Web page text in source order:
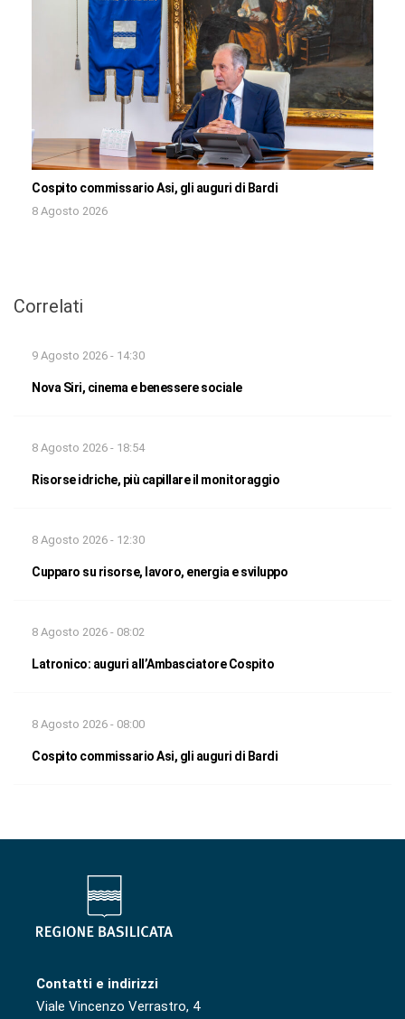
Cospito commissario Asi, gli auguri di Bardi
8 Agosto 2026
Correlati
9 Agosto 2026 - 14:30
Nova Siri, cinema e benessere sociale
8 Agosto 2026 - 18:54
Risorse idriche, più capillare il monitoraggio
8 Agosto 2026 - 12:30
Cupparo su risorse, lavoro, energia e sviluppo
8 Agosto 2026 - 08:02
Latronico: auguri all’Ambasciatore Cospito
8 Agosto 2026 - 08:00
Cospito commissario Asi, gli auguri di Bardi
Contatti e indirizzi
Viale Vincenzo Verrastro, 4